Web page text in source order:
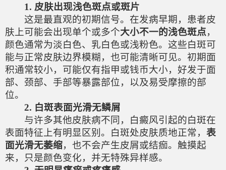
1. 皮肤出现浅色斑点或斑片
这是最直观的初期信号。在发病早期，患者皮
肤上可能会出现单个或多个大小不一的浅色斑点，
颜色通常为淡白色、乳白色或浅粉色。这些白斑可
能与正常皮肤边界模糊，也可能清晰可见。初期面
积通常较小，可能仅有指甲或钱币大小，好发于面
部、颈部、手部等暴露部位，以及易受摩擦的部
位。
2. 白斑表面光滑无鳞屑
与许多其他皮肤病不同，白癜风引起的白斑在
表面特征上有明显区别。白斑处皮肤质地正常， 表
面光滑无萎缩，也不会产生皮屑或结痂。触摸起
来，只是颜色变化，并无特殊异样感。